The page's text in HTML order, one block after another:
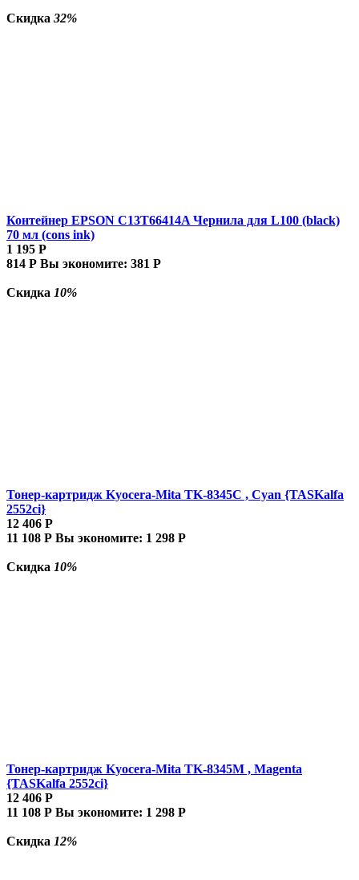
Скидка 32%
Контейнер EPSON C13T66414A Чернила для L100 (black)
70 мл (cons ink)
1 195 Р
814 Р Вы экономите: 381 Р
Скидка 10%
Тонер-картридж Kyocera-Mita TK-8345C , Cyan {TASKalfa
2552ci}
12 406 Р
11 108 Р Вы экономите: 1 298 Р
Скидка 10%
Тонер-картридж Kyocera-Mita TK-8345M , Magenta
{TASKalfa 2552ci}
12 406 Р
11 108 Р Вы экономите: 1 298 Р
Скидка 12%